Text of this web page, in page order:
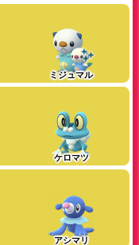
ミジュマル
ケロマツ
アシマリ